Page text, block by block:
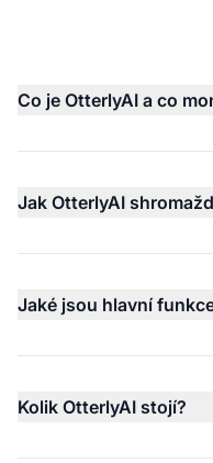
Co je OtterlyAI a co
Jak OtterlyAI
Jaké jsou hlavní
Kolik OtterlyAI stojí?